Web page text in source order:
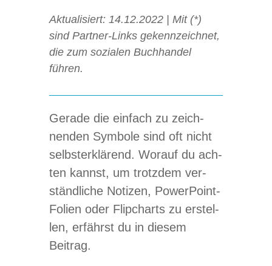
Aktua­li­siert: 14.12.2022 | Mit (*)
sind Part­ner-Links gekenn­zeich­net,
die zum sozia­len Buch­han­del
führen.
Gerade die ein­fach zu zeich­
nen­den Sym­bole sind oft nicht
selbst­er­klä­rend. Wor­auf du ach­
ten kannst, um trotz­dem ver­
ständ­li­che Noti­zen, Power­Point-
Folien oder Flip­charts zu erstel­
len, erfährst du in die­sem
Beitrag.